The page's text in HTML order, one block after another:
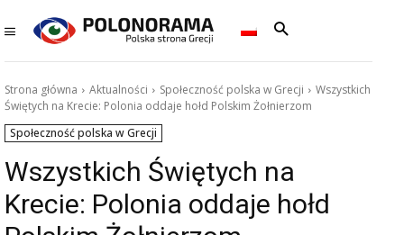
Strona główna Aktualności Społeczność polska w Grecji
Wszystkich
Świętych na Krecie: Polonia oddaje hołd Polskim Żołnierzom
Społeczność polska w Grecji
Wszystkich Świętych na
Krecie: Polonia oddaje hołd